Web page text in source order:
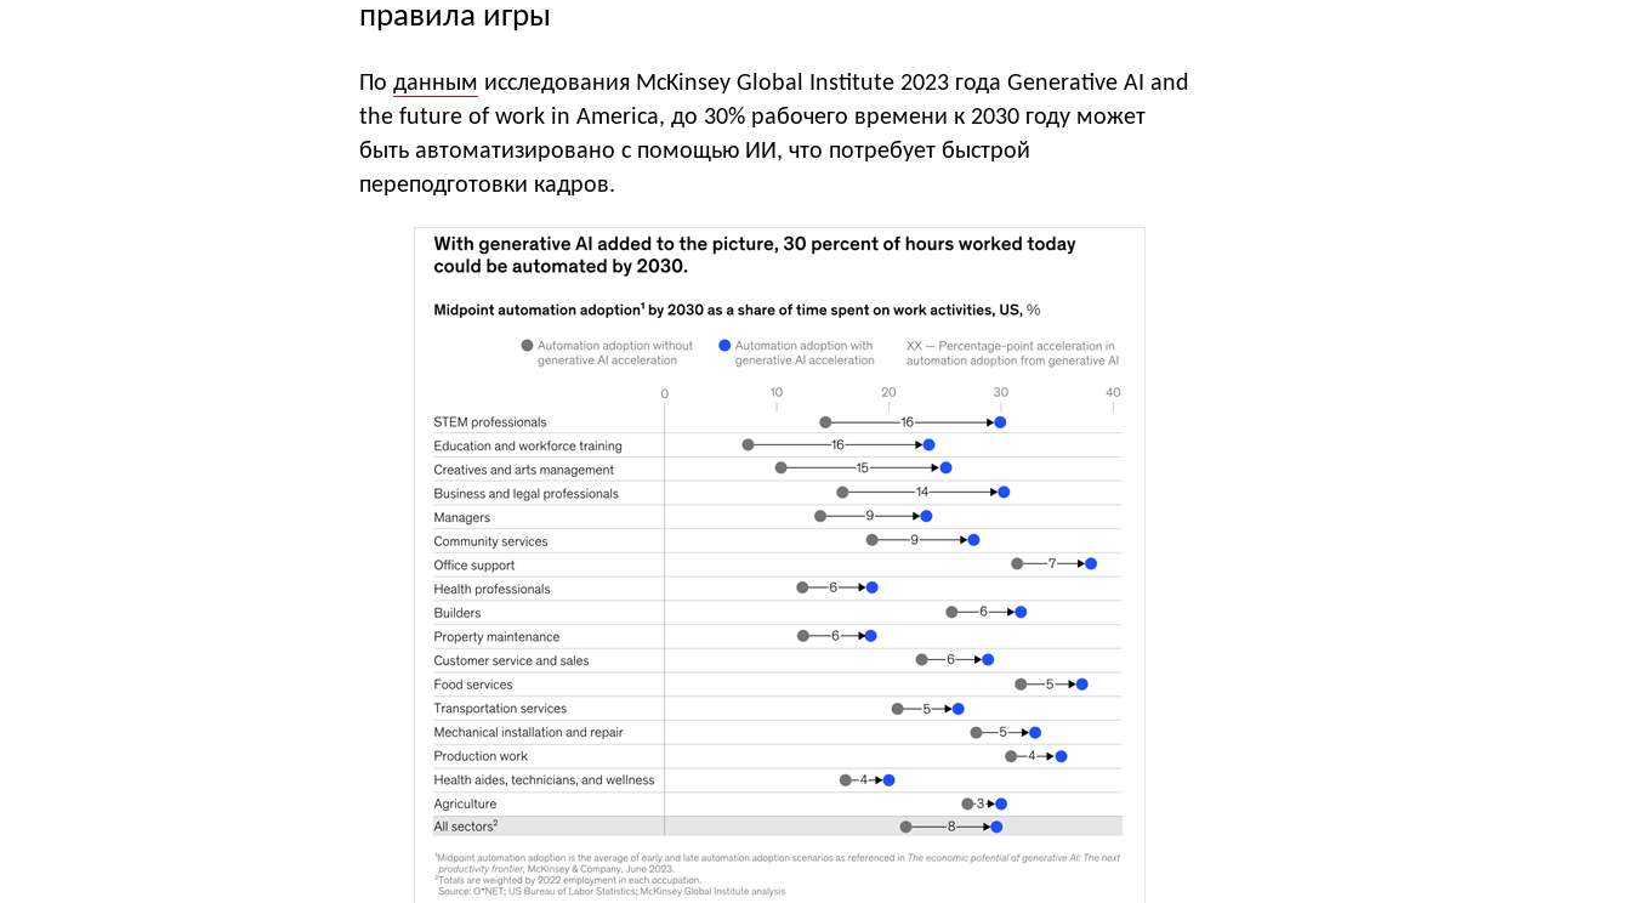
правила игры
По данным исследования McKinsey Global Institute 2023 года Generative AI and
the future of work in America, до 30% рабочего времени к 2030 году может
быть автоматизировано с помощью ИИ, что потребует быстрой
переподготовки кадров.